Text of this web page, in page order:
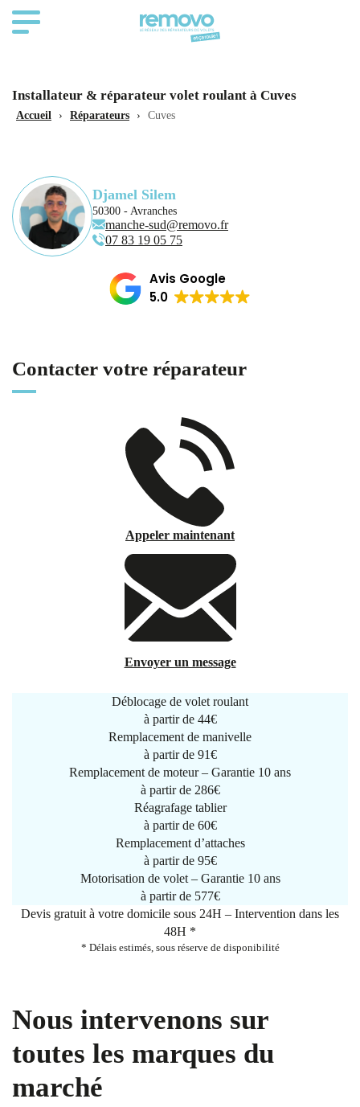
Installateur & réparateur volet roulant à Cuves
Accueil › Réparateurs › Cuves
Djamel Silem
50300 - Avranches
manche-sud@removo.fr
07 83 19 05 75
Avis Google
5.0
Contacter votre réparateur
Appeler maintenant
Envoyer un message
Déblocage de volet roulant
à partir de 44€
Remplacement de manivelle
à partir de 91€
Remplacement de moteur – Garantie 10 ans
à partir de 286€
Réagrafage tablier
à partir de 60€
Remplacement d’attaches
à partir de 95€
Motorisation de volet – Garantie 10 ans
à partir de 577€
Devis gratuit à votre domicile sous 24H – Intervention dans les
48H *
* Délais estimés, sous réserve de disponibilité
Nous intervenons sur
toutes les marques du
marché